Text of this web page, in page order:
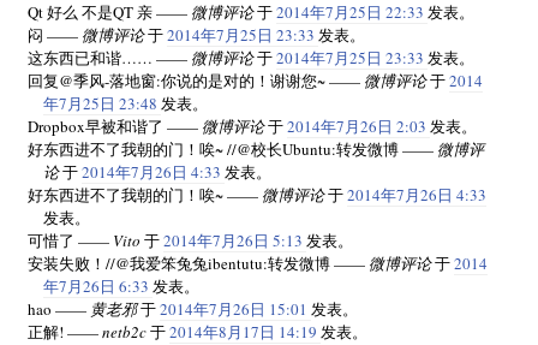
Qt 好么 不是QT 亲 —— 微博评论于2014年7月25日 22:33 发表。
闷 —— 微博评论于2014年7月25日 23:33 发表。
这东西已和谐…… —— 微博评论于2014年7月25日 23:33 发表。
回复@季风-落地窗:你说的是对的！谢谢您~ —— 微博评论于2014
年7月25日 23:48 发表。
Dropbox早被和谐了 —— 微博评论于2014年7月26日 2:03 发表。
好东西进不了我朝的门！唉~ //@校长Ubuntu:转发微博 —— 微博评
论于2014年7月26日 4:33 发表。
好东西进不了我朝的门！唉~ —— 微博评论于2014年7月26日 4:33
发表。
可惜了 —— Vito 于2014年7月26日 5:13 发表。
安装失败！//@我爱笨兔兔ibentutu:转发微博 —— 微博评论于2014
年7月26日 6:33 发表。
hao —— 黄老邪于2014年7月26日 15:01 发表。
正解! ——netb2c于2014年8月17日 14:19 发表。